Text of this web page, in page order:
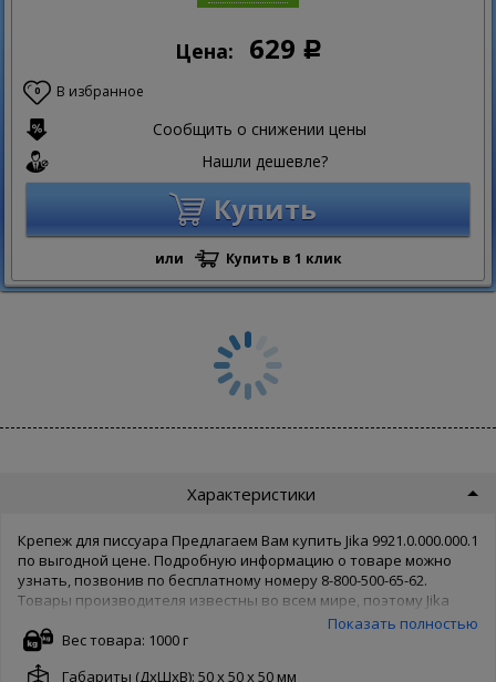
Цена: 629 Р
0 В избранное
Сообщить о снижении цены
Нашли дешевле?
Купить
или Купить в 1 клик
Характеристики
Крепеж для писсуара Предлагаем Вам купить Jika 9921.0.000.000.1
по выгодной цене. Подробную информацию о товаре можно
узнать, позвонив по бесплатному номеру 8-800-500-65-62.
Товары производителя известны во всем мире, поэтому Jika
беспокоятся о качестве товара и защищают его своей
гарантией. Чтобы купить Jika 9921.0.000.000.1 в нашем интернет
магазине, Вам достаточно оформить заказ онлайн на сайте.
Показать полностью
Вес товара: 1000 г
Габариты (ДxШxВ): 50 x 50 x 50 мм